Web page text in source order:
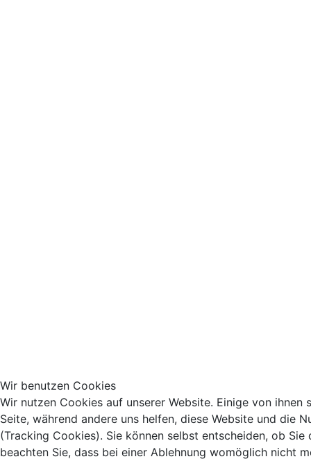
Wir benutzen Cookies
Wir nutzen Cookies auf unserer Website. Einige von ihnen
Seite, während andere uns helfen, diese Website und die
(Tracking Cookies). Sie können selbst entscheiden, ob
beachten Sie, dass bei einer Ablehnung womöglich nicht